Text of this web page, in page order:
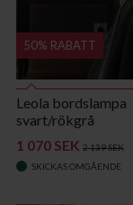
50% RABATT
Leola bordslampa
svart/rökgrå
1 070 SEK 2 139 SEK
SKICKAS OMGÅENDE